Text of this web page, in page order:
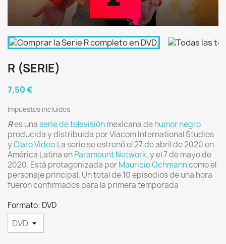
R (SERIE)
7,50 €
Impuestos incluidos
Res unaserie de televisiónmexicana dehumor negro
producida y distribuida por Viacom International Studios
yClaro Video.La serie se estrenó el 27 de abril de 2020 en
América Latina enParamount Network, y el 7 de mayo de
2020. Está protagonizada porMauricio Ochmanncomo el
personaje principal. Un total de 10 episodios de una hora
fueron confirmados para la primera temporada
Formato: DVD